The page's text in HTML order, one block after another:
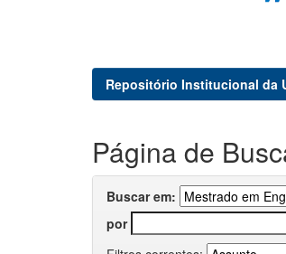
Repositório Institucional da
Página de
Buscar em:
por